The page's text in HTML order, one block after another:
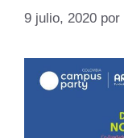
9 julio, 2020 por